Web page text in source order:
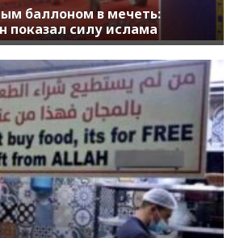
баллоном в мечеть:
показал силу ислама